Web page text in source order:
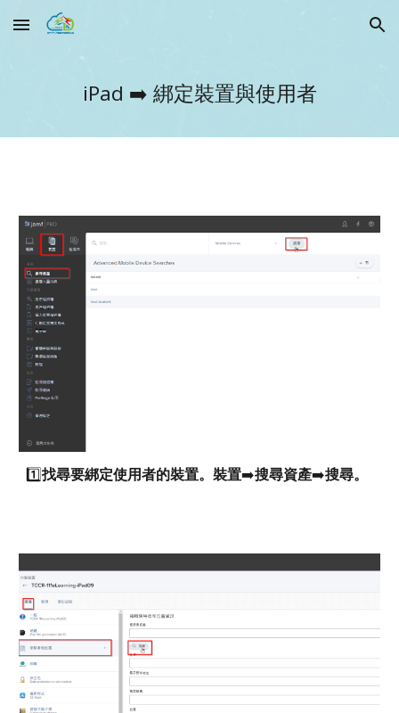
Skip to main content Skip to navigation
iPad ➡️ 綁定裝置與使用者
1️⃣找尋要綁定使用者的裝置。裝置➡️搜尋資產➡️搜尋。